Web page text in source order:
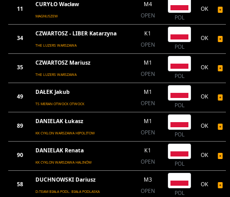
11
CURYŁO Wacław
MAGNUSZEW
M4
OPEN
POL
OK
34
CZWARTOSZ - LIBER Katarzyna
THE LUZERS WARSZAWA
K1
OPEN
POL
OK
35
CZWARTOSZ Mariusz
THE LUZERS WARSZAWA
M1
OPEN
POL
OK
49
DAŁEK Jakub
TS MERAN OTWOCK OTWOCK
M1
OPEN
POL
OK
89
DANIELAK Łukasz
KK CYKLON WARSZAWA HIPOLITOW
M1
OPEN
POL
OK
90
DANIELAK Renata
KK CYKLON WARSZAWA HALINÓW
K1
OPEN
POL
OK
58
DUCHNOWSKI Dariusz
D-TEAM BIAŁA PODL. BIAŁA PODLASKA
M3
OPEN
POL
OK